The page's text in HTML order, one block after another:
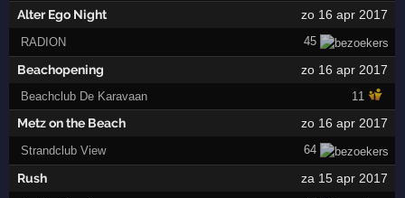
Alter Ego Night zo 16 apr 2017
RADION 45
Beachopening zo 16 apr 2017
Beachclub De Karavaan 11
Metz on the Beach zo 16 apr 2017
Strandclub View 64
Rush za 15 apr 2017